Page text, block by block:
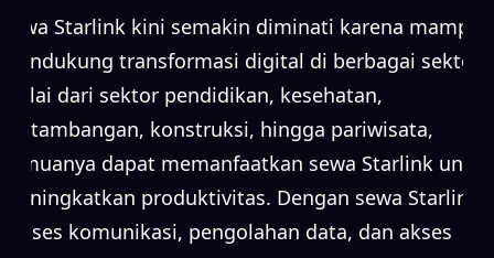
Sewa Starlink kini semakin diminati karena mampu
mendukung transformasi digital di berbagai sektor.
Mulai dari sektor pendidikan, kesehatan,
pertambangan, konstruksi, hingga pariwisata,
semuanya dapat memanfaatkan sewa Starlink untuk
meningkatkan produktivitas. Dengan sewa Starlink,
proses komunikasi, pengolahan data, dan akses